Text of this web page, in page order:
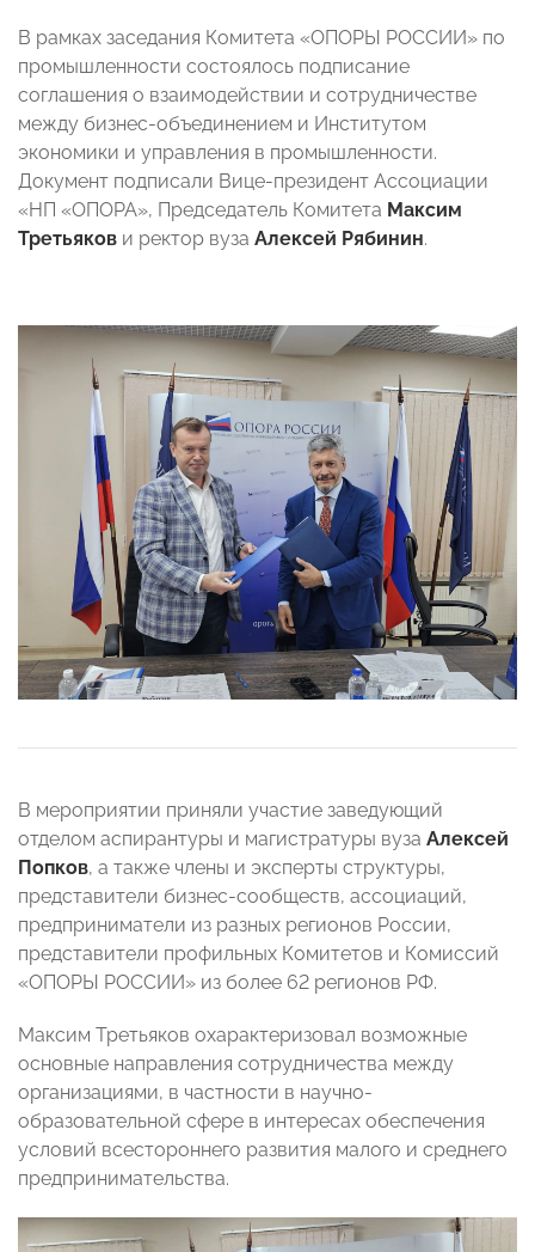
В рамках заседания Комитета «ОПОРЫ РОССИИ» по
промышленности состоялось подписание
соглашения о взаимодействии и сотрудничестве
между бизнес-объединением и Институтом
экономики и управления в промышленности.
Документ подписали Вице-президент Ассоциации
«НП «ОПОРА», Председатель Комитета Максим
Третьяков и ректор вуза Алексей Рябинин.
В мероприятии приняли участие заведующий
отделом аспирантуры и магистратуры вуза Алексей
Попков, а также члены и эксперты структуры,
представители бизнес-сообществ, ассоциаций,
предприниматели из разных регионов России,
представители профильных Комитетов и Комиссий
«ОПОРЫ РОССИИ» из более 62 регионов РФ.
Максим Третьяков охарактеризовал возможные
основные направления сотрудничества между
организациями, в частности в научно-
образовательной сфере в интересах обеспечения
условий всестороннего развития малого и среднего
предпринимательства.